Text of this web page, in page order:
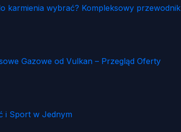
karmienia wybrać? Kompleksowy przewodnik
Gazowe od Vulkan – Przegląd Oferty
i Sport w Jednym